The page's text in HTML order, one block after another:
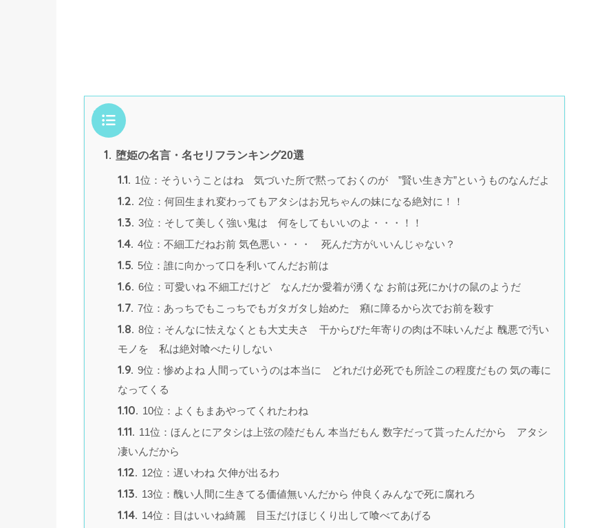
目次
1. 堕姫の名言・名セリフランキング20選
1.1. 1位：そういうことはね 気づいた所で黙っておくのが ”賢い生き方”というものなんだよ
1.2. 2位：何回生まれ変わってもアタシはお兄ちゃんの妹になる絶対に！！
1.3. 3位：そして美しく強い鬼は 何をしてもいいのよ・・・！！
1.4. 4位：不細工だねお前 気色悪い・・・ 死んだ方がいいんじゃない？
1.5. 5位：誰に向かって口を利いてんだお前は
1.6. 6位：可愛いね 不細工だけど なんだか愛着が湧くな お前は死にかけの鼠のようだ
1.7. 7位：あっちでもこっちでもガタガタし始めた 癪に障るから次でお前を殺す
1.8. 8位：そんなに怯えなくとも大丈夫さ 干からびた年寄りの肉は不味いんだよ 醜悪で汚い
モノを 私は絶対喰べたりしない
1.9. 9位：惨めよね 人間っていうのは本当に どれだけ必死でも所詮この程度だもの 気の毒に
なってくる
1.10. 10位：よくもまあやってくれたわね
1.11. 11位：ほんとにアタシは上弦の陸だもん 本当だもん 数字だって貰ったんだから アタシ
凄いんだから
1.12. 12位：遅いわね 欠伸が出るわ
1.13. 13位：醜い人間に生きてる価値無いんだから 仲良くみんなで死に腐れろ
1.14. 14位：目はいいね綺麗 目玉だけほじくり出して喰べてあげる